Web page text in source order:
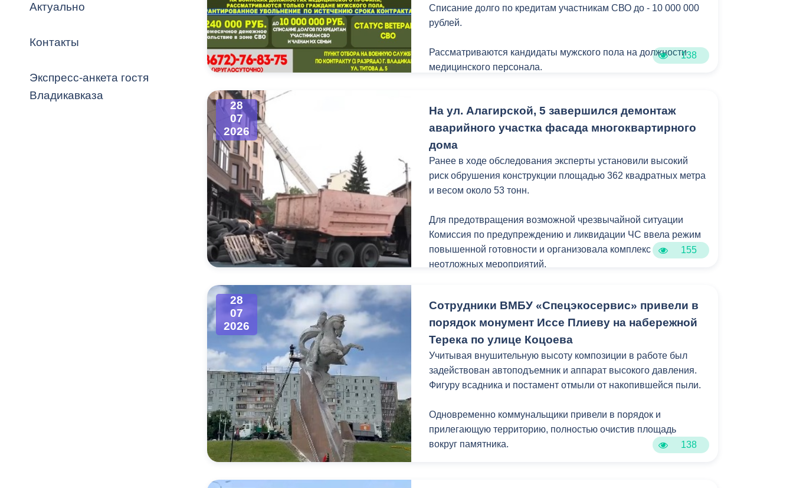
Владикавказ
Распоряжения, постановления Кадровая политика Противодействие коррупции
ОРВ и экспертиза НПА Контактная информация
Оценка деятельности органов
Списки граждан, состоящих на
г. Владикавказ
Бюджет для граждан
Пространственные сведения
Открытые данные
Общественное обсуждение
документов стратегического
планирования
Гражданская оборона в
чрезвычайных ситуациях
Информация о результатах
проверок
Порядок обжалования решений и
действий органов местного
самоуправления
Информация финансового
Муниципальный контроль Выборы 2026
Актуально
Контакты
Экспресс-анкета гостя
Владикавказа
Списание долго по кредитам участникам СВО до - 10 000 000
рублей.
Рассматриваются кандидаты мужского пола на должности
медицинского персонала.
ул. Титова, д. 5.
138
28
07
2026
На ул. Алагирской, 5 завершился демонтаж
аварийного участка фасада многоквартирного
дома
Ранее в ходе обследования эксперты установили высокий
риск обрушения конструкции площадью 362 квадратных метра
и весом около 53 тонн.
Для предотвращения возможной чрезвычайной ситуации
Комиссия по предупреждению и ликвидации ЧС ввела режим
повышенной готовности и организовала комплекс
неотложных мероприятий.
155
28
07
2026
Сотрудники ВМБУ «Спецэкосервис» привели в
порядок монумент Иссе Плиеву на набережной
Терека по улице Коцоева
Учитывая внушительную высоту композиции в работе был
задействован автоподъемник и аппарат высокого давления.
Фигуру всадника и постамент отмыли от накопившейся пыли.
Одновременно коммунальщики привели в порядок и
прилегающую территорию, полностью очистив площадь
вокруг памятника.
138